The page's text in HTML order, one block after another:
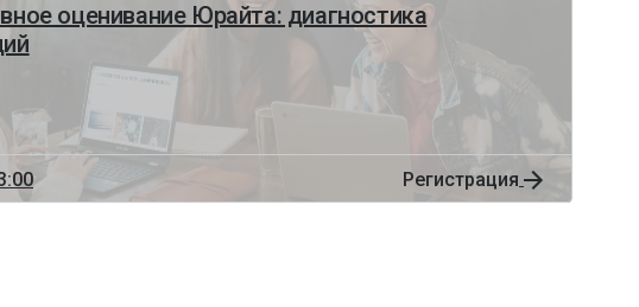
оценивание Юрайта: диагностика
Регистрация